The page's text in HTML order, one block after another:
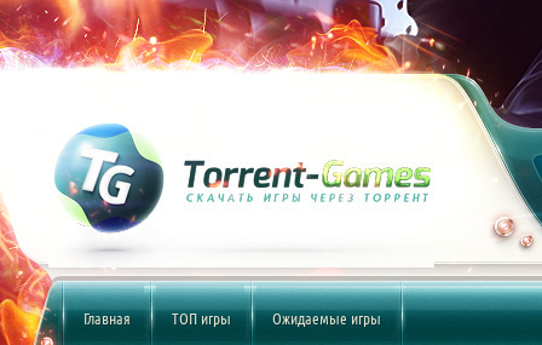
Главная ТОП игры Ожидаемые игры